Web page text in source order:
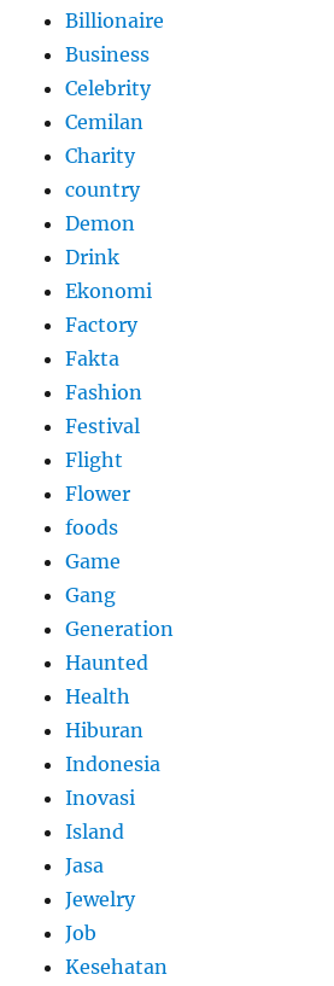
Billionaire
Business
Celebrity
Cemilan
Charity
country
Demon
Drink
Ekonomi
Factory
Fakta
Fashion
Festival
Flight
Flower
foods
Game
Gang
Generation
Haunted
Health
Hiburan
Indonesia
Inovasi
Island
Jasa
Jewelry
Job
Kesehatan